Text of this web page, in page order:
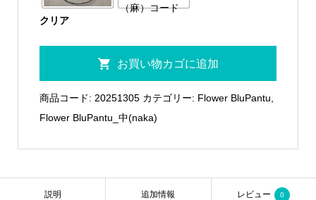
クリア
中
01
お買い物カゴに追加
商品コード: 20251305 カテゴリー: Flower BluPantu,
Flower BluPantu_中(naka)
説明 追加情報 レビュー 0